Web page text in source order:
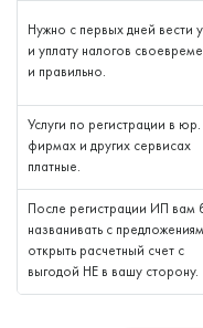
Нужно с первых дней вести
и уплату налогов
и правильно.
Услуги по регистрации в юр.
фирмах и других сервисах
платные.
После регистрации ИП вам
названивать с
открыть расчетный счет с
выгодой НЕ в вашу сторону.